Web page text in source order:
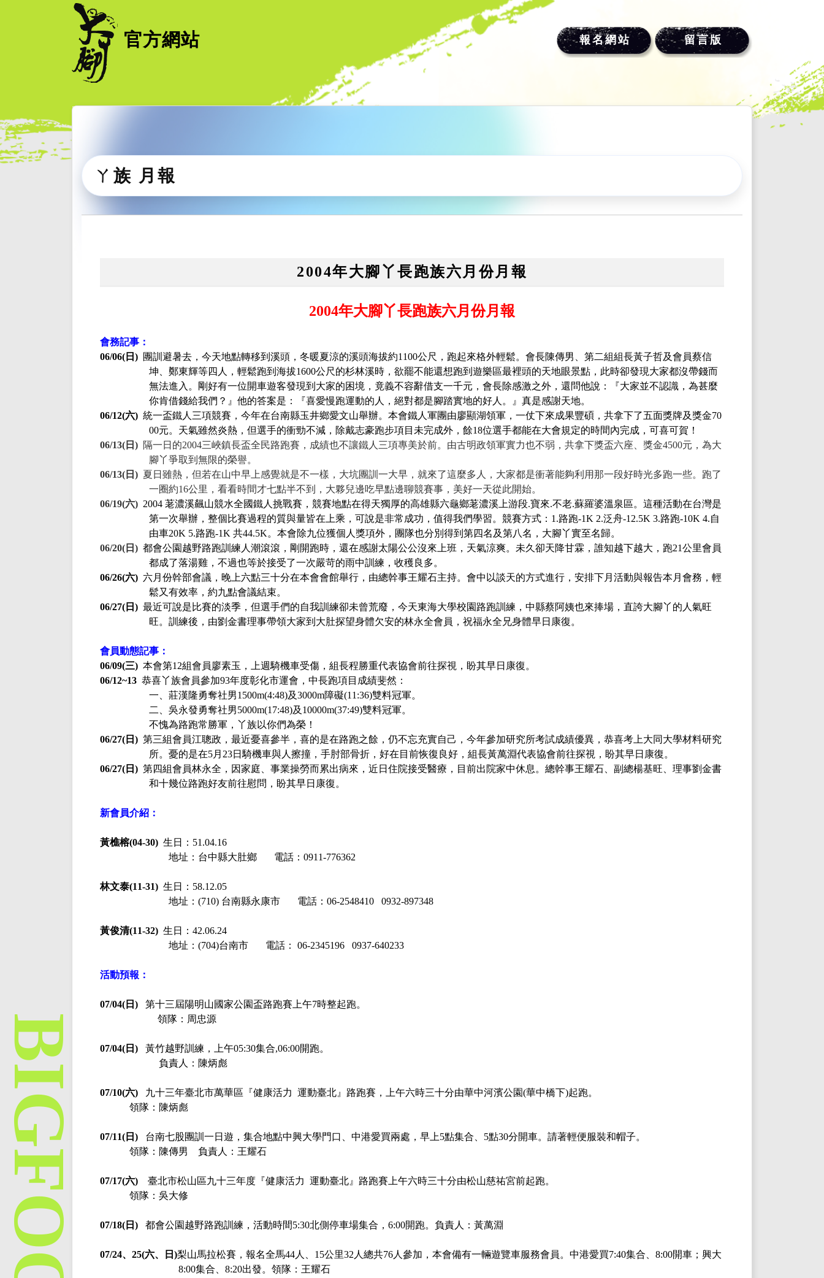
官方網站 報名網站 留言版
ㄚ族 月報
2004年大腳丫長跑族六月份月報
2004年大腳丫長跑族六月份月報
會務記事：
06/06( 日 ) 團訓避暑去，今天地點轉移到溪頭，冬暖夏涼的溪頭海拔約1100公尺，跑起來格外輕鬆。會長陳傳男、第二組組長黃子哲及會員蔡信
坤、鄭東輝等四人，輕鬆跑到海拔1600公尺的杉林溪時，欲罷不能還想跑到遊樂區最裡頭的天地眼景點，此時卻發現大家都沒帶錢而
無法進入。剛好有一位開車遊客發現到大家的困境，竟義不容辭借支一千元，會長除感激之外，還問他說：『大家並不認識，為甚麼
你肯借錢給我們？』他的答案是：『喜愛慢跑運動的人，絕對都是腳踏實地的好人。』真是感謝天地。
06/12(六) 統一盃鐵人三項競賽，今年在台南縣玉井鄉愛文山舉辦。本會鐵人軍團由廖顯湖領軍，一仗下來成果豐碩，共拿下了五面獎牌及獎金70
00元。天氣雖然炎熱，但選手的衝勁不減，除戴志豪跑步項目未完成外，餘18位選手都能在大會規定的時間內完成，可喜可賀！
06/13( 日 ) 隔一日的2004三峽鎮長盃全民路跑賽，成績也不讓鐵人三項專美於前。由古明政領軍實力也不弱，共拿下獎盃六座、獎金4500元，為大
腳丫爭取到無限的榮譽。
06/13( 日 ) 夏日雖熱，但若在山中早上感覺就是不一樣，大坑團訓一大早，就來了這麼多人，大家都是衝著能夠利用那一段好時光多跑一些。跑了
一圈約16公里，看看時間才七點半不到，大夥兒邊吃早點邊聊競賽事，美好一天從此開始。
06/19(六) 2004 荖濃溪飆山競水全國鐵人挑戰賽， 競賽地點在得天獨厚的高雄縣六龜鄉荖濃溪上游段.寶來.不老.蘇羅婆溫泉區。這種活動在台灣是
第一次舉辦，整個比賽過程的質與量皆在上乘，可說是非常成功，值得我們學習。競賽方式： 1.路跑-1K 2.泛舟-12.5K 3.路跑-10K 4.自
由車20K 5.路跑-1K 共44.5K。本會除九位獲個人獎項外，團隊也分別得到第四名及第八名，大腳丫實至名歸。
06/20( 日 ) 都會公園越野路跑訓練人潮滾滾，剛開跑時，還在感謝太陽公公沒來上班，天氣涼爽。未久卻天降甘霖，誰知越下越大，跑21公里會員
都成了落湯雞，不過也等於接受了一次嚴苛的雨中訓練，收穫良多。
06/26(六) 六月份幹部會議，晚上六點三十分在本會會館舉行，由總幹事王耀石主持。會中以談天的方式進行，安排下月活動與報告本月會務，輕
鬆又有效率，約九點會議結束。
06/27(日) 最近可說是比賽的淡季，但選手們的自我訓練卻未曾荒廢，今天東海大學校園路跑訓練，中縣蔡阿姨也來捧場，直誇大腳丫的人氣旺
旺。訓練後，由劉金書理事帶領大家到大肚探望身體欠安的林永全會員，祝福永全兄身體早日康復。
會員動態記事：
06/09(三) 本會第12組會員廖素玉，上週騎機車受傷，組長程勝重代表協會前往探視，盼其早日康復。
06/12~13 恭喜丫族會員參加93年度彰化市運會，中長跑項目成績斐然：
一、莊漢隆勇奪社男1500m(4:48)及3000m障礙(11:36)雙料冠軍。
二、吳永發勇奪社男5000m(17:48)及 10000m(37:49)雙料冠軍。
不愧為路跑常勝軍，丫族以你們為榮！
06/27(日) 第三組會員江聰政，最近憂喜參半，喜的是在路跑之餘，仍不忘充實自己，今年參加研究所考試成績優異，恭喜考上大同大學材料研究
所。憂的是在5月 23日騎機車與人擦撞，手肘部骨折，好在目前恢復良好，組長黃萬淵代表協會前往探視，盼其早日康復。
06/27(日) 第四組會員林永全，因家庭、事業操勞而累出病來，近日住院接受醫療，目前出院家中休息。總幹事王耀石、副總楊基旺、理事劉金書
和十幾位路跑好友前往慰問，盼其早日康復。
新會員介紹：
黃樵榕(04-30) 生日： 51.04.16
地址：台中縣大肚鄉
電話： 0911-776362
林文泰(11-31) 生日： 58.12.05
地址： (710) 台南縣永康市 電話： 06-2548410 0932-897348
黃俊清(11-32) 生日： 42.06.24
地址： (704)台南市 電話： 06-2345196 0937-640233
活動預報：
07/04(日) 第十三屆陽明山國家公園盃路跑賽上午7時整起跑。
領隊：周忠源
07/04(日) 黃竹越野訓練，上午05:30集合,06:00開跑。
負責人：陳炳彪
07/10(六) 九十三年臺北市萬華區『健康活力 運動臺北』路跑賽，上午六時三十分由華中河濱公園(華中橋下)起跑。
領隊：陳炳彪
07/11(日) 台南七股團訓一日遊，集合地點中興大學門口、中港愛買兩處，早上5點集合、 5點30分開車。請著輕便服裝和帽子。
領隊：陳傳男
負責人：王耀石
07/17(六) 臺北市松山區九十三年度『健康活力 運動臺北』路跑賽 上午六時三十分由松山慈祐宮前起跑。
領隊：吳大修
07/18(日) 都會公園越野路跑訓練，活動時間5:30北側停車場集合， 6:00開跑。負責人：黃萬淵
07/24、25(六、日 )梨山馬拉松賽，報名全馬44人、 15公里32 人總共76人參加，本會備有一輛遊覽車服務會員。中港愛買7:40集合、 8:00開車；興大
8:00集合、8:20出發。領隊：王耀石